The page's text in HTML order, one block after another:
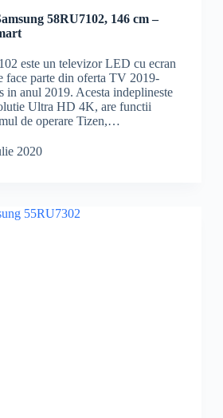
58RU7102, 146 cm –
este un televizor LED cu ecran
face parte din oferta TV 2019-
in anul 2019. Acesta indeplineste
Ultra HD 4K, are functii
de operare Tizen,…
2020